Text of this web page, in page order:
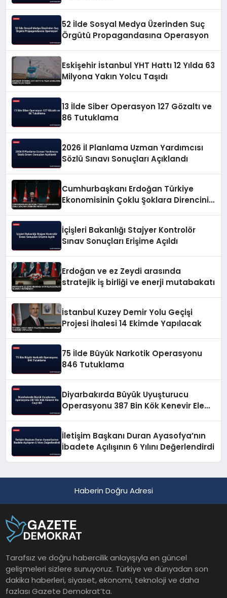
52 İlde Sosyal Medya Üzerinden Suç
Örgütü Propagandasına Operasyon
Eskişehir İstanbul YHT Hattı 12 Yılda 63
Milyona Yakın Yolcu Taşıdı
13 İlde Siber Operasyon 127 Gözaltı ve
86 Tutuklama
2026 İl Planlama Uzman Yardımcısı
Sözlü Sınavı Sonuçları Açıklandı
Cumhurbaşkanı Erdoğan Türkiye
Ekonomisinin Çoklu Şoklara Direncini
İçişleri Bakanlığı Stajyer Kontrolör
Sınav Sonuçları Erişime Açıldı
Erdoğan ve ez Zeydi arasında
stratejik iş birliği ve enerji mutabakatı
İstanbul Kuzey Demir Yolu Geçişi
Projesi İhalesi 14 Ekimde Yapılacak
75 İlde Büyük Narkotik Operasyonu
846 Tutuklama
Diyarbakırda Büyük Uyuşturucu
Operasyonu 387 Bin Kök Kenevir Ele
İletişim Başkanı Duran Ayasofya’nın
İbadete Açılışının 6 Yılını Değerlendirdi
Haberin Doğru Adresi
Tarafsız ve doğru habercilik anlayışıyla en güncel
gelişmeleri sizlere sunuyoruz. Türkiye ve dünyadan son
dakika haberleri, siyaset, ekonomi, teknoloji ve daha
fazlası Gazete Demokrat’ta.